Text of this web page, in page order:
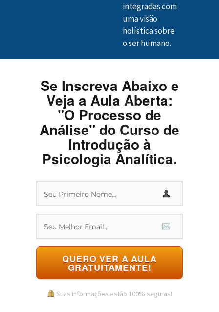
integradas com
uma visão
holística sobre
o ser humano.
Se Inscreva Abaixo e
Veja a Aula Aberta:
"O Processo de
Análise" do Curso de
Introdução à
Psicologia Analítica.
QUERO VER A AULA
GRATUITAMENTE!
Suas informações estão 100% seguras!